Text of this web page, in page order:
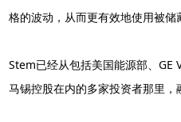
格的波动，从而更有效地使用被储
Stem已经从包括美国能源部、
马锡控股在内的多家投资者那里，